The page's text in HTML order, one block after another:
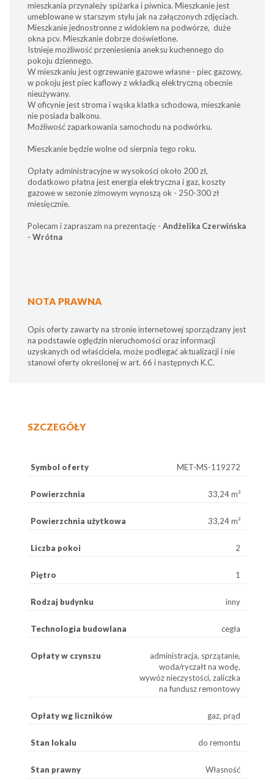
mieszkania przynależy spiżarka i piwnica. Mieszkanie jest
umeblowane w starszym stylu jak na załączonych zdjęciach.
Mieszkanie jednostronne z widokiem na podwórze, duże
okna pcv. Mieszkanie dobrze doświetlone.
Istnieje możliwość przeniesienia aneksu kuchennego do
pokoju dziennego.
W mieszkaniu jest ogrzewanie gazowe własne - piec gazowy,
w pokoju jest piec kaflowy z wkładką elektryczną obecnie
nieużywany.
W oficynie jest stroma i wąska klatka schodowa, mieszkanie
nie posiada balkonu.
Możliwość zaparkowania samochodu na podwórku.
Mieszkanie będzie wolne od sierpnia tego roku.
Opłaty administracyjne w wysokości około 200 zł,
dodatkowo płatna jest energia elektryczna i gaz, koszty
gazowe w sezonie zimowym wynoszą ok - 250-300 zł
miesięcznie.
Polecam i zapraszam na prezentację - Andżelika Czerwińska
- Wrótna
NOTA PRAWNA
Opis oferty zawarty na stronie internetowej sporządzany jest
na podstawie oględzin nieruchomości oraz informacji
uzyskanych od właściciela, może podlegać aktualizacji i nie
stanowi oferty określonej w art. 66 i następnych K.C.
SZCZEGÓŁY
Symbol oferty MET-MS-119272
Powierzchnia 33,24 m²
Powierzchnia użytkowa 33,24 m²
Liczba pokoi 2
Piętro 1
Rodzaj budynku inny
Technologia budowlana cegła
Opłaty w czynszu
administracja, sprzątanie,
woda/ryczałt na wodę,
wywóz nieczystości, zaliczka
na fundusz remontowy
Opłaty wg liczników gaz, prąd
Stan lokalu do remontu
Stan prawny Własność